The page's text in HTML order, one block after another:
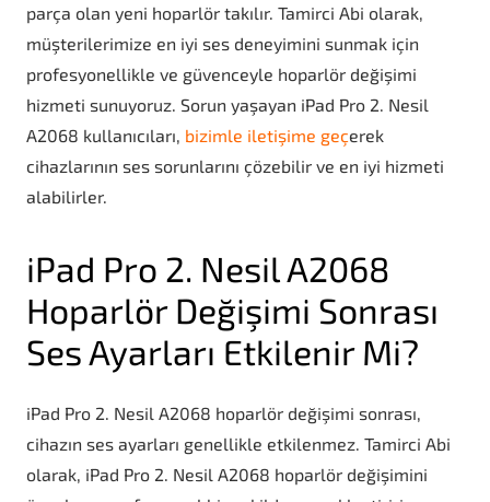
parça olan yeni hoparlör takılır. Tamirci Abi olarak,
müşterilerimize en iyi ses deneyimini sunmak için
profesyonellikle ve güvenceyle hoparlör değişimi
hizmeti sunuyoruz. Sorun yaşayan iPad Pro 2. Nesil
A2068 kullanıcıları, bizimle iletişime geçerek
cihazlarının ses sorunlarını çözebilir ve en iyi hizmeti
alabilirler.
iPad Pro 2. Nesil A2068
Hoparlör Değişimi Sonrası
Ses Ayarları Etkilenir Mi?
iPad Pro 2. Nesil A2068 hoparlör değişimi sonrası,
cihazın ses ayarları genellikle etkilenmez. Tamirci Abi
olarak, iPad Pro 2. Nesil A2068 hoparlör değişimini